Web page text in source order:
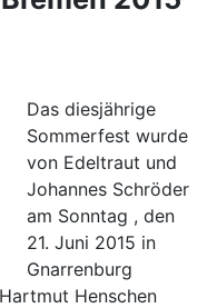
Das diesjährige
Sommerfest wurde
von Edeltraut und
Johannes Schröder
am Sonntag , den
21. Juni 2015 in
Gnarrenburg
Henschen